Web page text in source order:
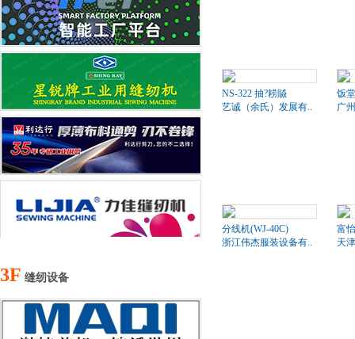
NS-322 抽?耢贆
艺诚（余氏）发展有..
饭
广
分线机(WJ-40C)
浙江伟杰服装设备有..
富
天
3F 缝纫设备